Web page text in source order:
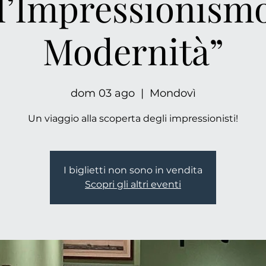
Modernità”
dom 03 ago
  |
Mondovì
Un viaggio alla scoperta degli impressionisti!
I biglietti non sono in vendita
Scopri gli altri eventi